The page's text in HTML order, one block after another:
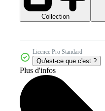
Collection
Licence Pro Standard
Qu'est-ce que c'est ?
Plus d'infos